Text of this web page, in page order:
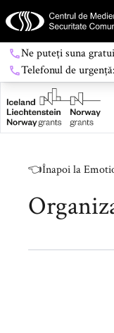
Ne puteți suna
Telefonul de
👈Înapoi la